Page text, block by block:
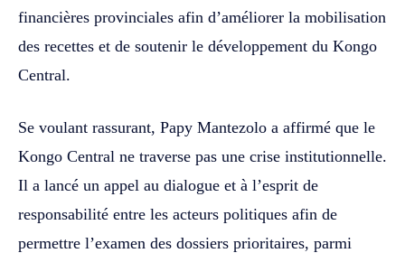
financières provinciales afin d’améliorer la mobilisation
des recettes et de soutenir le développement du Kongo
Central.
Se voulant rassurant, Papy Mantezolo a affirmé que le
Kongo Central ne traverse pas une crise institutionnelle.
Il a lancé un appel au dialogue et à l’esprit de
responsabilité entre les acteurs politiques afin de
permettre l’examen des dossiers prioritaires, parmi